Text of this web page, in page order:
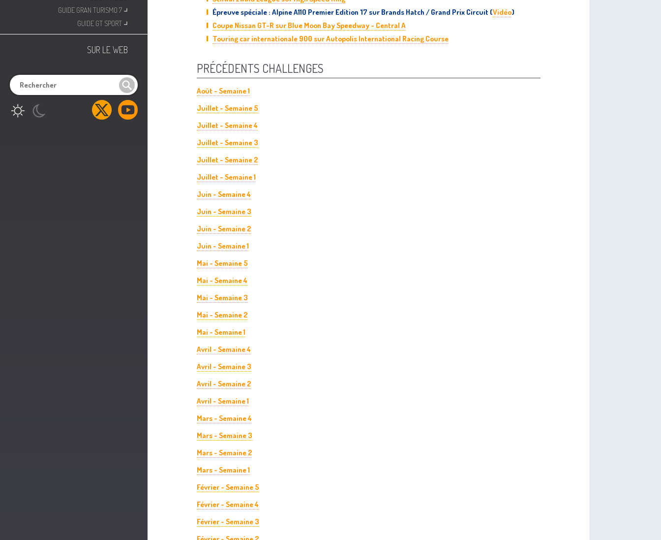
GUIDE GRAN TURISMO 7 ⌟
GUIDE GT SPORT ⌟
SUR LE WEB
Épreuve spéciale : Alpine A110 Premier Edition '17 sur Brands Hatch / Grand Prix Circuit (Vidéo)
Coupe Nissan GT-R sur Blue Moon Bay Speedway - Central A
Touring car internationale 900 sur Autopolis International Racing Course
PRÉCÉDENTS CHALLENGES
Août - Semaine 1
Juillet - Semaine 5
Juillet - Semaine 4
Juillet - Semaine 3
Juillet - Semaine 2
Juillet - Semaine 1
Juin - Semaine 4
Juin - Semaine 3
Juin - Semaine 2
Juin - Semaine 1
Mai - Semaine 5
Mai - Semaine 4
Mai - Semaine 3
Mai - Semaine 2
Mai - Semaine 1
Avril - Semaine 4
Avril - Semaine 3
Avril - Semaine 2
Avril - Semaine 1
Mars - Semaine 4
Mars - Semaine 3
Mars - Semaine 2
Mars - Semaine 1
Février - Semaine 5
Février - Semaine 4
Février - Semaine 3